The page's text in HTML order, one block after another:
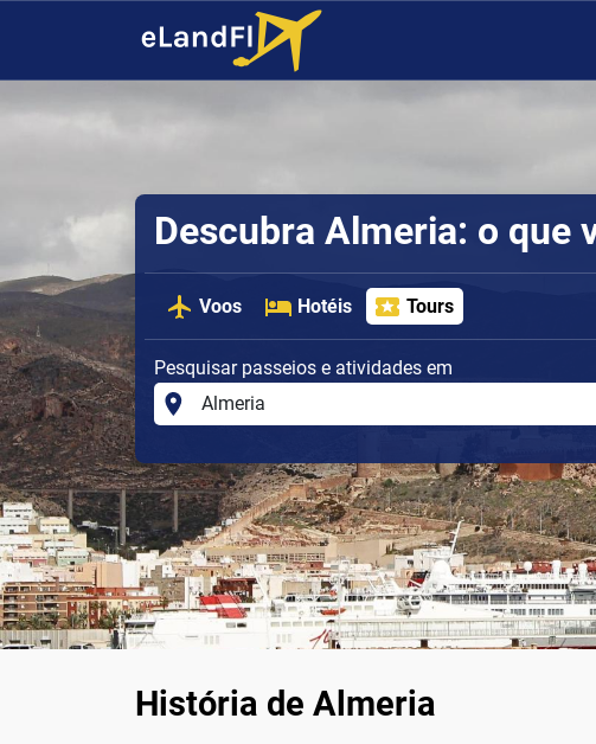
Descubra Almeria: o que
Voos Hotéis Tours
Pesquisar passeios e atividades em
História de Almeria